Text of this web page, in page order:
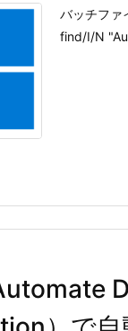
バッチファ
find/I/N